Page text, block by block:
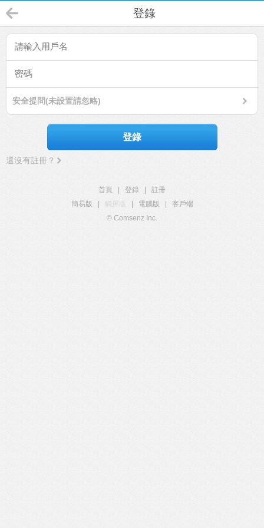
登錄
安全提問(未設置請忽略)
登錄
還沒有註冊？
首頁 登錄
註冊
簡易版
觸屏版 電腦版
客戶端
© Comsenz Inc.